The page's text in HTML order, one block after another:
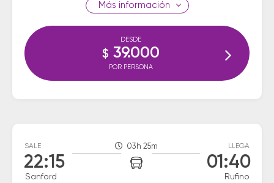
información
DESDE
$ 39.000
POR PERSONA
SALE
22:15
Sanford
03h 25m LLEGA
01:40
Rufino